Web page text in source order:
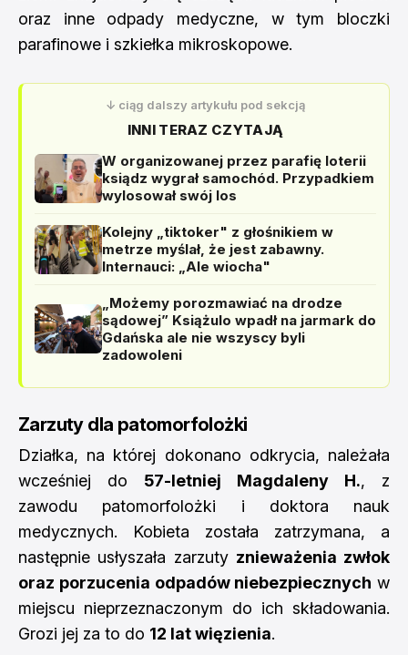
oraz inne odpady medyczne, w tym bloczki
parafinowe i szkiełka mikroskopowe.
↓ ciąg dalszy artykułu pod sekcją
INNI TERAZ CZYTAJĄ
W organizowanej przez parafię loterii
ksiądz wygrał samochód. Przypadkiem
wylosował swój los
Kolejny „tiktoker" z głośnikiem w
metrze myślał, że jest zabawny.
Internauci: „Ale wiocha"
„Możemy porozmawiać na drodze
sądowej” Książulo wpadł na jarmark do
Gdańska ale nie wszyscy byli
zadowoleni
Zarzuty dla patomorfolożki
Działka, na której dokonano odkrycia, należała
wcześniej do 57-letniej Magdaleny H., z
zawodu patomorfolożki i doktora nauk
medycznych. Kobieta została zatrzymana, a
następnie usłyszała zarzuty znieważenia zwłok
oraz porzucenia odpadów niebezpiecznych w
miejscu nieprzeznaczonym do ich składowania.
Grozi jej za to do 12 lat więzienia.